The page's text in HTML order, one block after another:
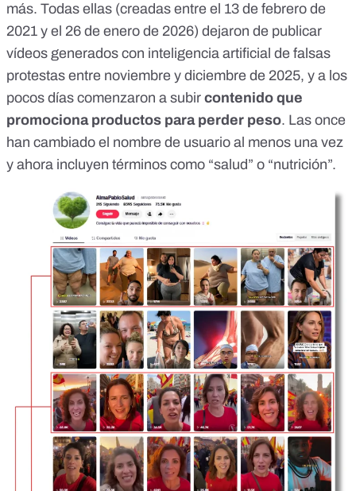
más. Todas ellas (creadas entre el 13 de febrero de
2021 y el 26 de enero de 2026) dejaron de publicar
vídeos generados con inteligencia artificial de falsas
protestas entre noviembre y diciembre de 2025, y a los
pocos días comenzaron a subir contenido que
promociona productos para perder peso. Las once
han cambiado el nombre de usuario al menos una vez
y ahora incluyen términos como “salud” o “nutrición”.